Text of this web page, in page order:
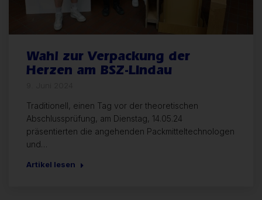
Wahl zur Verpackung der
Herzen am BSZ-Lindau
Traditionell, einen Tag vor der theoretischen
Abschlussprüfung, am Dienstag, 14.05.24
präsentierten die angehenden Packmitteltechnologen
und…
Artikel lesen